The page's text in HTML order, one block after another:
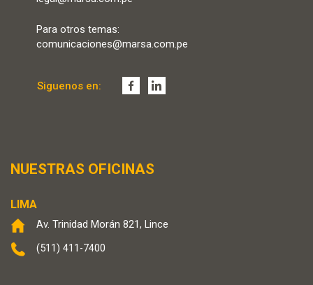
Para otros temas:
comunicaciones@marsa.com.pe
Siguenos en:
NUESTRAS OFICINAS
LIMA
Av. Trinidad Morán 821, Lince
(511) 411-7400